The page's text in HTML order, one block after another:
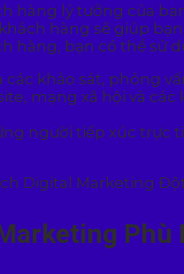
lý tưởng của
hàng sẽ giúp
hàng, bạn có thể sử
khảo sát, phỏng
mạng xã hội và
người tiếp xúc trực
Phù